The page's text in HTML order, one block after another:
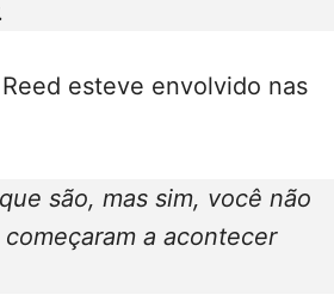
esteve envolvido nas
são, mas sim, você não
a acontecer